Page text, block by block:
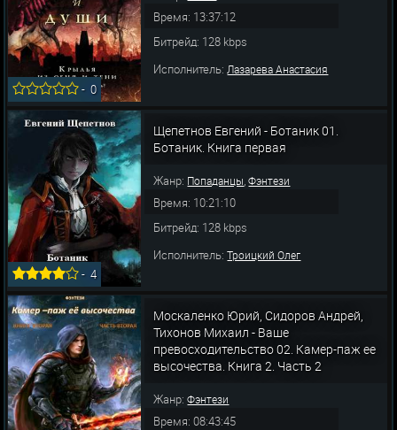
-0
Время: 13:37:12
Битрейд: 128 kbps
Исполнитель:Лазарева Анастасия
-4
Щепетнов Евгений - Ботаник 01.
Ботаник. Книга первая
Жанр: Попаданцы ,Фэнтези
Время: 10:21:10
Битрейд: 128 kbps
Исполнитель:Троицкий Олег
Москаленко Юрий, Сидоров Андрей,
Тихонов Михаил - Ваше
превосходительство 02. Камер-паж ее
высочества. Книга 2. Часть 2
Жанр:Фэнтези
Время: 08:43:45